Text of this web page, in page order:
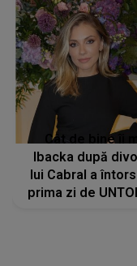
Ibacka după
lui Cabral a
prima zi de
strălucire,
încredere,